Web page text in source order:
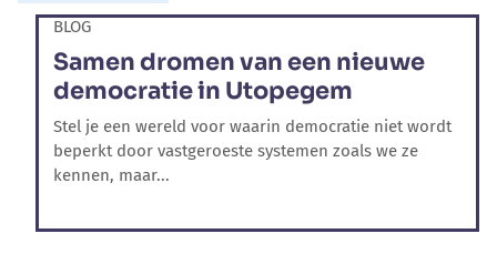
BLOG
Samen dromen van een nieuwe
democratie in Utopegem
Stel je een wereld voor waarin democratie niet wordt
beperkt door vastgeroeste systemen zoals we ze
kennen, maar...